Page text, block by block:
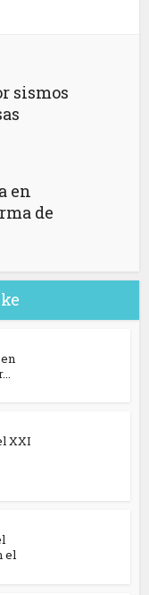
sismos
en
de
XXI
el